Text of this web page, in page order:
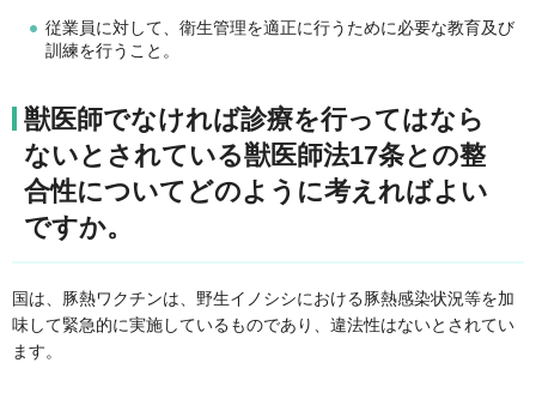
従業員に対して、衛生管理を適正に行うために必要な教育及び
訓練を行うこと。
獣医師でなければ診療を行ってはなら
ないとされている獣医師法17条との整
合性についてどのように考えればよい
ですか。
国は、豚熱ワクチンは、野生イノシシにおける豚熱感染状況等を加
味して緊急的に実施しているものであり、違法性はないとされてい
ます。